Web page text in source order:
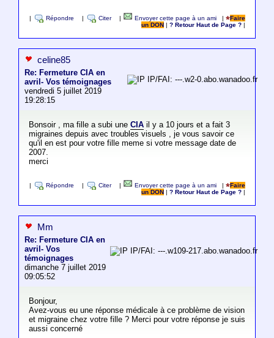
Répondre Citer Envoyer cette page à un ami |
Faire
un DON
|? Retour Haut de Page ?
celine85
Re: Fermeture CIA en
avril- Vos témoignages
vendredi 5 juillet 2019
19:28:15
IP/FAI: ---.w2-0.abo.wanadoo.fr
Bonsoir , ma fille a subi une CIAil y a 10 jours et a fait 3
migraines depuis avec troubles visuels , je vous savoir ce
qu'il en est pour votre fille meme si votre message date de
2007.
merci
Répondre Citer Envoyer cette page à un ami |
Faire
un DON
|? Retour Haut de Page ?
Mm
Re: Fermeture CIA en
avril- Vos
témoignages
dimanche 7 juillet 2019
09:05:52
IP/FAI: ---.w109-217.abo.wanadoo.fr
Bonjour,
Avez-vous eu une réponse médicale à ce problème de vision
et migraine chez votre fille ? Merci pour votre réponse je suis
aussi concerné